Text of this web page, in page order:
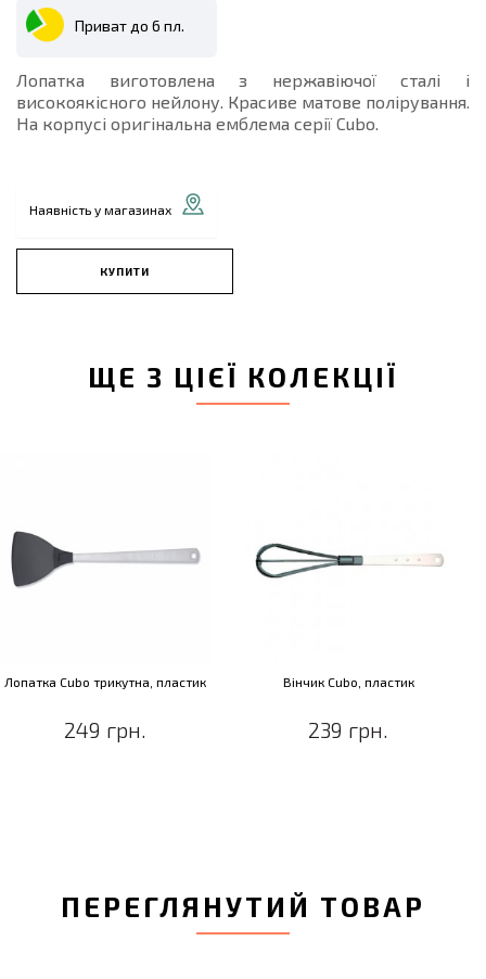
Приват до 6 пл.
Лопатка виготовлена з нержавіючої сталі і
високоякісного нейлону. Красиве матове полірування.
На корпусі оригінальна емблема серії Cubo.
Наявність у магазинах
КУПИТИ
ЩЕ З ЦІЄЇ КОЛЕКЦІЇ
Лопатка Cubo трикутна, пластик
249 грн.
Вінчик Cubo, пластик
239 грн.
ПЕРЕГЛЯНУТИЙ ТОВАР